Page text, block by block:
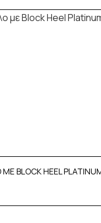
BLOCK HEEL